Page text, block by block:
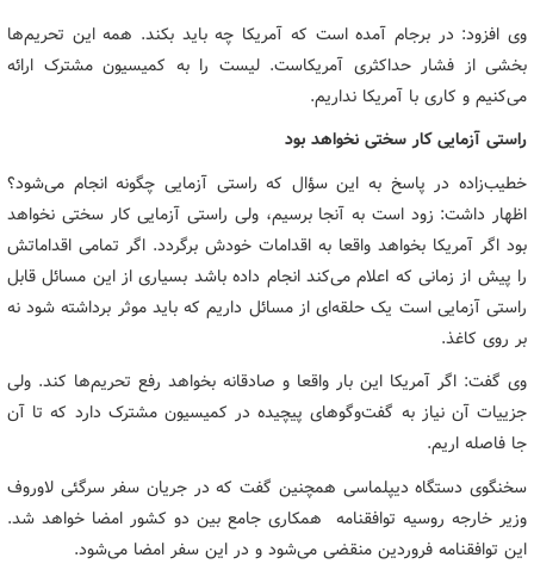
وی افزود: در برجام آمده است که آمریکا چه باید بکند. همه این تحریم‌ها
بخشی از فشار حداکثری آمریکاست. لیست را به کمیسیون مشترک ارائه
می‌کنیم و کاری با آمریکا نداریم.
راستی آزمایی کار سختی نخواهد بود
خطیب‌زاده در پاسخ به این سؤال که راستی آزمایی چگونه انجام می‌شود؟
اظهار داشت: زود است به آنجا برسیم، ولی راستی آزمایی کار سختی نخواهد
بود اگر آمریکا بخواهد واقعا به اقدامات خودش برگردد. اگر تمامی اقداماتش
را پیش از زمانی که اعلام می‌کند انجام داده باشد بسیاری از این مسائل قابل
راستی آزمایی است یک حلقه‌ای از مسائل داریم که باید موثر برداشته شود نه
بر روی کاغذ.
وی گفت: اگر آمریکا این بار واقعا و صادقانه بخواهد رفع تحریم‌ها کند. ولی
جزییات آن نیاز به گفت‌وگوهای پیچیده در کمیسیون مشترک دارد که تا آن
جا فاصله اریم.
سخنگوی دستگاه دیپلماسی همچنین گفت که در جریان سفر سرگئی لاوروف
وزیر خارجه روسیه توافقنامه همکاری جامع بین دو کشور امضا خواهد شد.
این توافقنامه فروردین منقضی می‌شود و در این سفر امضا می‌شود.